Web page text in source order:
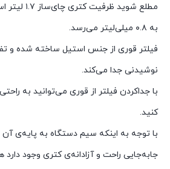
مطلع شوید
به ۰.۸ میلی‌لیتر می‌رسد.
فیلتر قوری از جنس استیل ساخته شده و
نوشیدنی جدا می‌کند.
با جداکردن فیلتر از قوری می‌توانید به
کنید.
با توجه به اینکه سیم دستگاه به پایه‌ی
جابه‌جایی راحت و آزادانه‌ی کتری وجود